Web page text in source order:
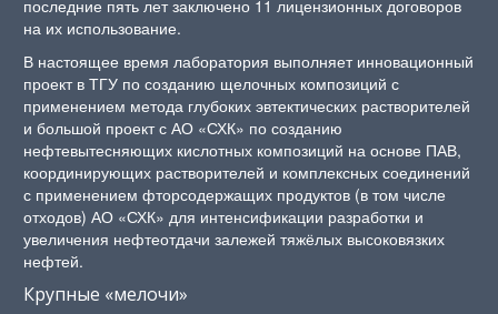
последние пять лет заключено 11 лицензионных договоров
на их использование.
В настоящее время лаборатория выполняет инновационный
проект в ТГУ по созданию щелочных композиций с
применением метода глубоких эвтектических растворителей
и большой проект с АО «СХК» по созданию
нефтевытесняющих кислотных композиций на основе ПАВ,
координирующих растворителей и комплексных соединений
с применением фторсодержащих продуктов (в том числе
отходов) АО «СХК» для интенсификации разработки и
увеличения нефтеотдачи залежей тяжёлых высоковязких
нефтей.
Крупные «мелочи»